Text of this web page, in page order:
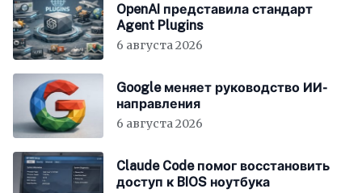
OpenAI представила стандарт
Agent Plugins
6 августа 2026
Google меняет руководство ИИ-
направления
6 августа 2026
Claude Code помог восстановить
доступ к BIOS ноутбука